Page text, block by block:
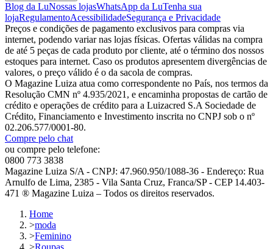
Blog da LuNossas lojasWhatsApp da LuTenha sua
lojaRegulamentoAcessibilidadeSegurança e Privacidade
Preços e condições de pagamento exclusivos para compras via
internet, podendo variar nas lojas físicas. Ofertas válidas na compra
de até 5 peças de cada produto por cliente, até o término dos nossos
estoques para internet. Caso os produtos apresentem divergências de
valores, o preço válido é o da sacola de compras.
O Magazine Luiza atua como correspondente no País, nos termos da
Resolução CMN nº 4.935/2021, e encaminha propostas de cartão de
crédito e operações de crédito para a Luizacred S.A Sociedade de
Crédito, Financiamento e Investimento inscrita no CNPJ sob o nº
02.206.577/0001-80.
Compre pelo chat
ou compre pelo telefone:
0800 773 3838
Magazine Luiza S/A - CNPJ: 47.960.950/1088-36 - Endereço: Rua
Arnulfo de Lima, 2385 - Vila Santa Cruz, Franca/SP - CEP 14.403-
471 ® Magazine Luiza – Todos os direitos reservados.
Home
>moda
>Feminino
>Roupas